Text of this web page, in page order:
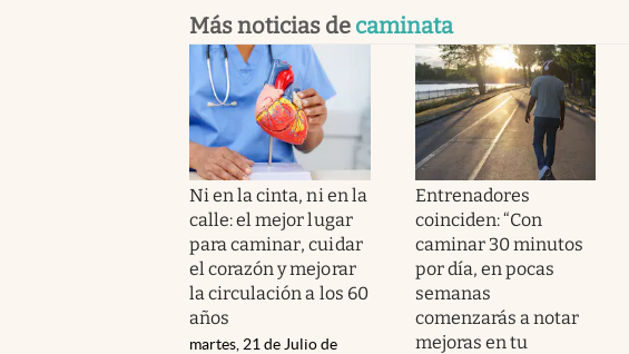
Más noticias de caminata
Ni en la cinta, ni en la
calle: el mejor lugar
para caminar, cuidar
el corazón y mejorar
la circulación a los 60
años
martes, 21 de Julio de
Entrenadores
coinciden: “Con
caminar 30 minutos
por día, en pocas
semanas
comenzarás a notar
mejoras en tu